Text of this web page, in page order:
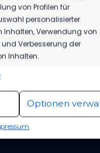
von Profilen für
personalisierter
Inhalten, Verwendung von
Verbesserung der
Inhalten.
Quellen,
Optionen
SAISON
SG
14.